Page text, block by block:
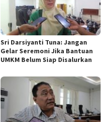
Sri Darsiyanti Tuna: Jangan
Gelar Seremoni Jika Bantuan
UMKM Belum Siap Disalurkan